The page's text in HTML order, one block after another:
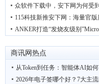
众软件下载中，安下网为何受
115科技新推安下网：海量官
ANKER打造“发烧友级别
商讯网热点
从Token到任务：智能体AI如
2026年电子签哪个好？7大主